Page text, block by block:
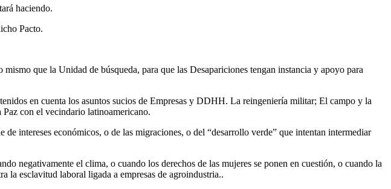
haciendo.
Pacto.
que la Unidad de búsqueda, para que las Desapariciones tengan instancia y apoyo para
en cuenta los asuntos sucios de Empresas y DDHH. La reingeniería militar; El campo y la
con el vecindario latinoamericano.
intereses económicos, o de las migraciones, o del “desarrollo verde” que intentan intermediar
negativamente el clima, o cuando los derechos de las mujeres se ponen en cuestión, o cuando la
la esclavitud laboral ligada a empresas de agroindustria..